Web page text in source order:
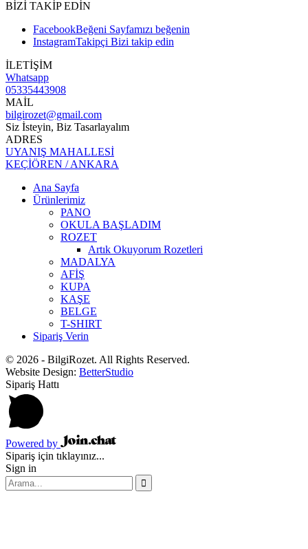
BİZİ TAKİP EDİN
FacebookBeğeni Sayfamızı beğenin
InstagramTakipçi Bizi takip edin
İLETİŞİM
Whatsapp
05335443908
MAİL
bilgirozet@gmail.com
Siz İsteyin, Biz Tasarlayalım
ADRES
UYANIŞ MAHALLESİ
KEÇİÖREN / ANKARA
Ana Sayfa
Ürünlerimiz
PANO
OKULA BAŞLADIM
ROZET
Artık Okuyorum Rozetleri
MADALYA
AFİŞ
KUPA
KAŞE
BELGE
T-SHIRT
Sipariş Verin
© 2026 - BilgiRozet. All Rights Reserved.
Website Design: BetterStudio
Sipariş Hattı
Powered by
Sipariş için tıklayınız...
Sign in